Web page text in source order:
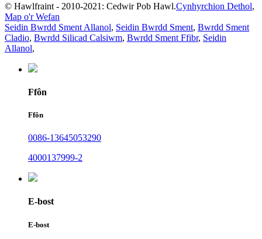
© Hawlfraint - 2010-2021: Cedwir Pob Hawl.Cynhyrchion Dethol,
Map o'r Wefan
Seidin Bwrdd Sment Allanol, Seidin Bwrdd Sment, Bwrdd Sment
Cladio, Bwrdd Silicad Calsiwm, Bwrdd Sment Ffibr, Seidin
Allanol,
Ffôn
Ffôn
0086-13645053290
4000137999-2
E-bost
E-bost